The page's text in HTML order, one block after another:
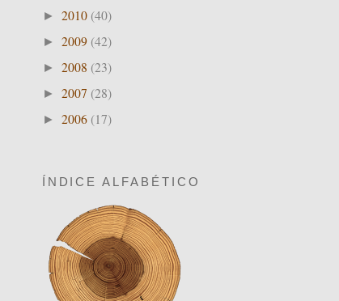
► 2010 (40)
► 2009 (42)
► 2008 (23)
► 2007 (28)
► 2006 (17)
ÍNDICE ALFABÉTICO